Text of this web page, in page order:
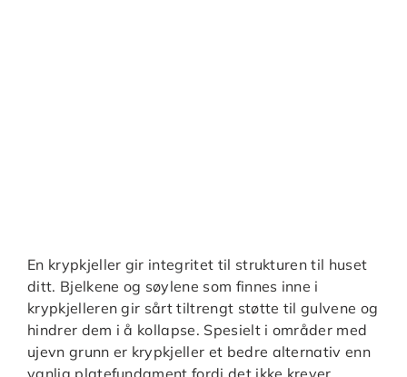
En krypkjeller gir integritet til strukturen til huset
ditt. Bjelkene og søylene som finnes inne i
krypkjelleren gir sårt tiltrengt støtte til gulvene og
hindrer dem i å kollapse. Spesielt i områder med
ujevn grunn er krypkjeller et bedre alternativ enn
vanlig platefundament fordi det ikke krever